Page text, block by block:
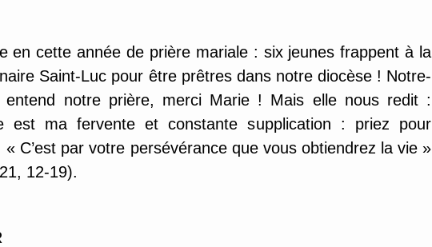
en cette année de prière mariale : six jeunes frappent à la
Saint-Luc pour être prêtres dans notre diocèse ! Notre-
entend notre prière, merci Marie ! Mais elle nous redit :
est ma fervente et constante supplication : priez pour
C’est par votre persévérance que vous obtiendrez la vie »
12-19).